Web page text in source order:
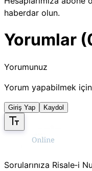
haberdar olun.
Yorumlar
Yorumunuz
Yorum yapabilmek için
Giriş Yap Kaydol
Sorularınıza Risale‑i